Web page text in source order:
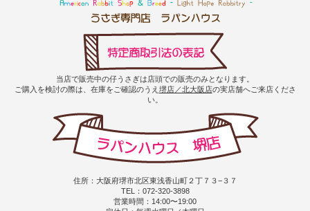
当店で販売中の仔うさぎは店頭での販売のみとなります。
ご購入を検討の際は、在庫をご確認のうえ 堺店／北大阪店の実店舗へご来店くださ
い。
住所：大阪府堺市北区東浅香山町２丁７３−３７
TEL：072-320-3898
営業時間：14:00〜19:00